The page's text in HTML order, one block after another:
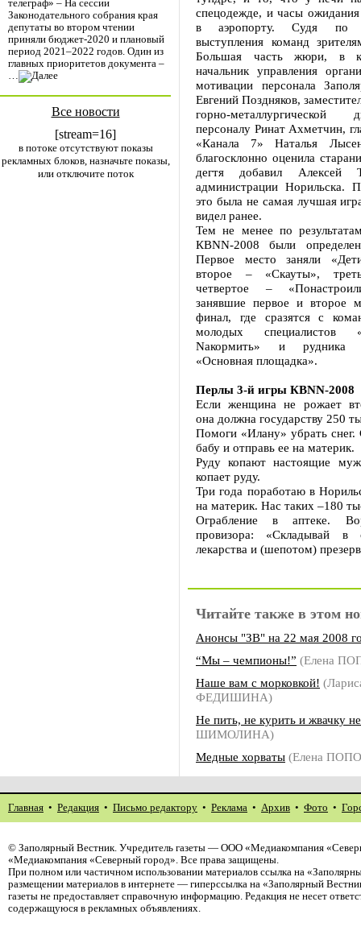
телеграф» – На сессии
Законодательного собрания края
депутаты во втором чтении
приняли бюджет-2020 и плановый
период 2021–2022 годов. Один из
главных приоритетов документа –
…
Все новости
[stream=16]
в потоке отсутствуют показы
рекламных блоков, назначьте показы,
или отключите поток
спецодежде, и часы
в аэропорту. Судя по
выступления команд
Большая часть жюри, в
начальник управления
мотивации персонала
Евгений Поздняков,
горно-
персоналу Ринат Ахметчин,
«Канала 7» Наталья
благосклонно оценила
дегтя добавил Алексей
администрации Норильска.
это была не самая лучшая
видел ранее.
Тем не менее по
КВNN-2008 были
Первое место заняли
второе – «Скауты»,
четвертое –
занявшие первое и второе
финал, где сразятся с
молодых специалистов
Nакормить» и рудника
«Основная площадка».
Перлы 3-й игры КВNN-2008
Если женщина не рожает
она должна государству 250
Помоги «Илану» убрать
бабу и отправь ее на материк.
Руду копают настоящие
копает руду.
Три года поработаю в
на материк. Нас таких –180
Ограбление в аптеке.
провизора: «Складывай в
лекарства и (шепотом)
Читайте также в этом
Анонсы "ЗВ" на 22 мая 2008
“Мы – чемпионы!” (Елена
Наше вам с морковкой!
ФЕДИШИНА)
Не пить, не курить и жвачку
ШИМОЛИНА)
Медные хорваты (Елена
Главная • Редакция • Письмо редактору • Реклама • Архив • Фото •
© Заполярный Вестник. Учредитель газеты — ООО «Медиакомпания
«Медиакомпания «Северный город». Все права защищены.
При полном или частичном использовании материалов ссылка на
размещении материалов в интернете — гиперссылка на «Заполярный
газеты не предоставляет справочную информацию. Редакция не несет
содержащуюся в рекламных объявлениях.